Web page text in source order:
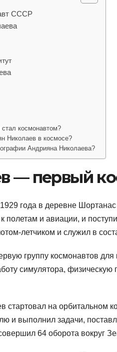
СССР
космонавтом?
Николаев в космосе?
Андрияна Николаева?
— первый
года в деревне
полетам и авиации, и
летчиком и служил в
группу космонавтов для
симулятора, физическую
стартовал на орбитальном
и выполнил задачи,
64 оборота вокруг